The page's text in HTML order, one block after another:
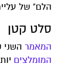
הלם" של
סלט קטן
המאמר השני סקר 174 מחקרים שונים שבחנו את ההשפעות בסביבתיות על
המומלצים